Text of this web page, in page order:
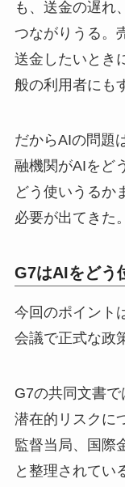
も、送金の遅れ
つながりうる。
送金したいとき
般の利用者にも
だからAIの問題
融機関がAIをど
どう使いうるか
必要が出てきた。
G7はAIをどう
今回のポイント
会議で正式な政
G7の共同文書
潜在的リスクに
監督当局、国際
と整理されてい